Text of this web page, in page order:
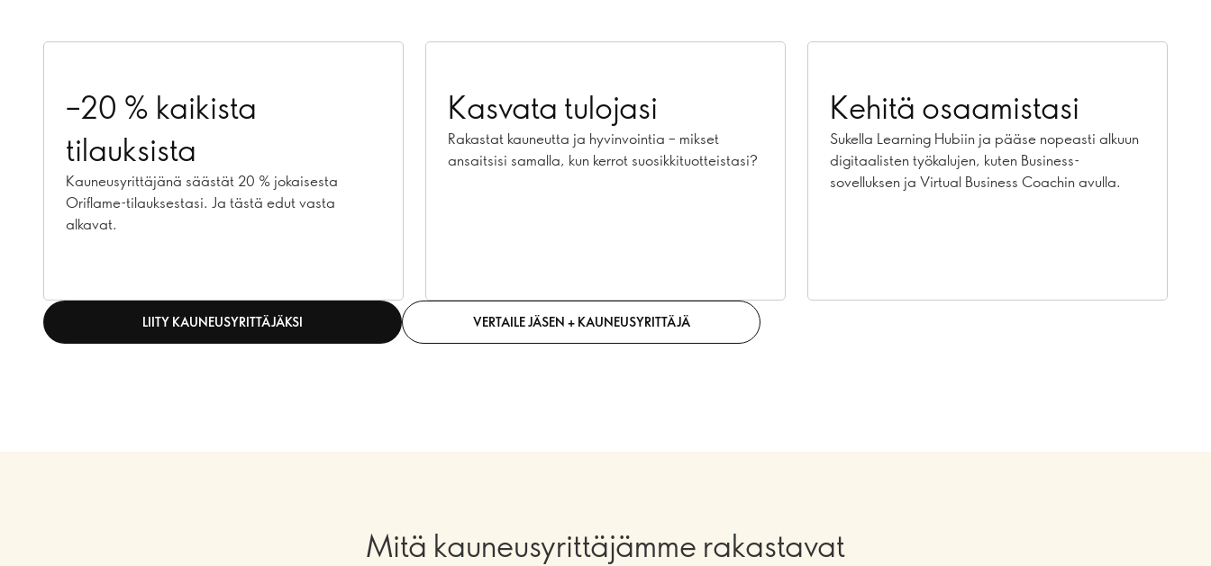
–20 % kaikista
tilauksista
Kauneusyrittäjänä säästät 20 % jokaisesta
Oriflame-tilauksestasi. Ja tästä edut vasta
alkavat.
Kasvata tulojasi
Rakastat kauneutta ja hyvinvointia – mikset
ansaitsisi samalla, kun kerrot suosikkituotteistasi?
Kehitä osaamistasi
Sukella Learning Hubiin ja pääse nopeasti alkuun
digitaalisten työkalujen, kuten Business-
sovelluksen ja Virtual Business Coachin avulla.
LIITY KAUNEUSYRITTÄJÄKSI VERTAILE JÄSEN + KAUNEUSYRITTÄJÄ
Mitä kauneusyrittäjämme rakastavat